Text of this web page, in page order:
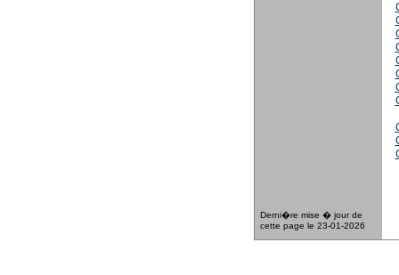
Derni�re mise � jour de
cette page le 23-01-2026